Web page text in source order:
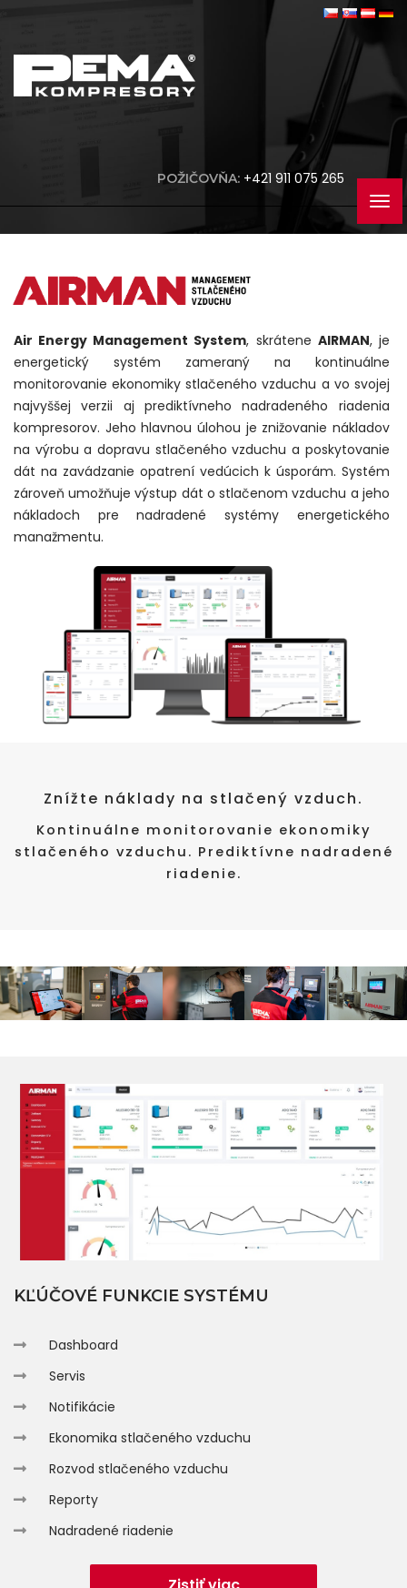
POŽIČOVŇA: +421 911 075 265
Air Energy Management System, skrátene AIRMAN, je
energetický systém zameraný na kontinuálne
monitorovanie ekonomiky stlačeného vzduchu a vo svojej
najvyššej verzii aj prediktívneho nadradeného riadenia
kompresorov. Jeho hlavnou úlohou je znižovanie nákladov
na výrobu a dopravu stlačeného vzduchu a poskytovanie
dát na zavádzanie opatrení vedúcich k úsporám. Systém
zároveň umožňuje výstup dát o stlačenom vzduchu a jeho
nákladoch pre nadradené systémy energetického
manažmentu.
Znížte náklady na stlačený vzduch.
Kontinuálne monitorovanie ekonomiky
stlačeného vzduchu. Prediktívne nadradené
riadenie.
KĽÚČOVÉ FUNKCIE SYSTÉMU
Dashboard
Servis
Notifikácie
Ekonomika stlačeného vzduchu
Rozvod stlačeného vzduchu
Reporty
Nadradené riadenie